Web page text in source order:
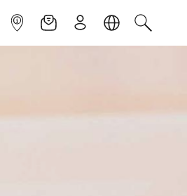
INFOPOINTNEWSLETTER
SUSCRÌBETE
IDIOMABUSCAR